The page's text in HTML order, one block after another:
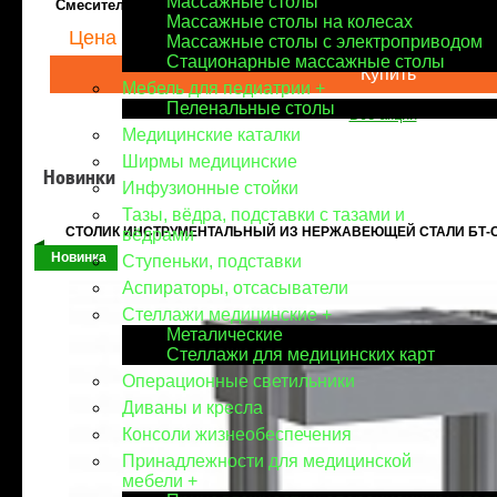
Массажные столы на колесах
Массажные столы с электроприводом
Стационарные массажные столы
Мебель для педиатрии +
Пеленальные столы
Медицинские каталки
Ширмы медицинские
Инфузионные стойки
Тазы, вёдра, подставки с тазами и
вёдрами
Ступеньки, подставки
Аспираторы, отсасыватели
Стеллажи медицинские+
Металические
Стеллажи для медицинских карт
Операционные светильники
Диваны и кресла
Консоли жизнеобеспечения
Принадлежности для медицинской
мебели +
Смеситель локтевой медицинский настольный Italmix
Цена по запросу
Купить
Все акции
Новинки
СТОЛИК ИНСТРУМЕНТАЛЬНЫЙ ИЗ НЕРЖАВЕЮЩЕЙ СТАЛИ БТ-
Новинка